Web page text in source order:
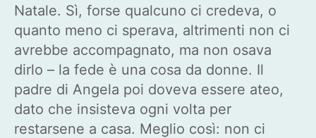
Natale. Sì, forse qualcuno ci credeva, o
quanto meno ci sperava, altrimenti non ci
avrebbe accompagnato, ma non osava
dirlo – la fede è una cosa da donne. Il
padre di Angela poi doveva essere ateo,
dato che insisteva ogni volta per
restarsene a casa. Meglio così: non ci